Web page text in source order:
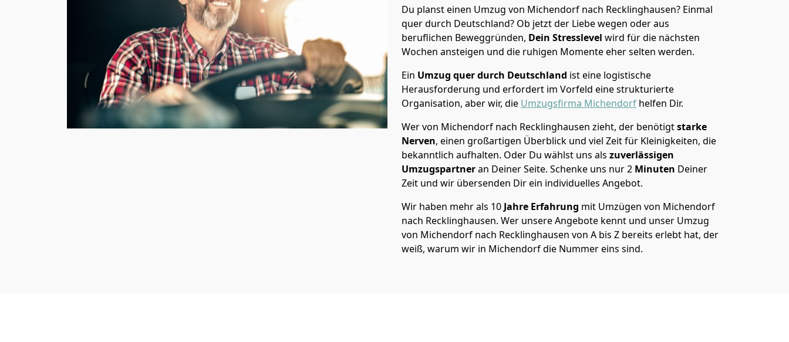
Du planst einen Umzug von Michendorf nach Recklinghausen? Einmal
quer durch Deutschland? Ob jetzt der Liebe wegen oder aus
beruflichen Beweggründen, Dein Stresslevel wird für die nächsten
Wochen ansteigen und die ruhigen Momente eher selten werden.
Ein Umzug quer durch Deutschland ist eine logistische
Herausforderung und erfordert im Vorfeld eine strukturierte
Organisation, aber wir, die Umzugsfirma Michendorf helfen Dir.
Wer von Michendorf nach Recklinghausen zieht, der benötigtstarke
Nerven, einen großartigen Überblick und viel Zeit für Kleinigkeiten, die
bekanntlich aufhalten. Oder Du wählst uns als zuverlässigen
Umzugspartneran Deiner Seite. Schenke uns nur2 Minuten Deiner
Zeit und wir übersenden Dir ein individuelles Angebot.
Wir haben mehr als 10 Jahre Erfahrung mit Umzügen von Michendorf
nach Recklinghausen. Wer unsere Angebote kennt und unser Umzug
von Michendorf nach Recklinghausen von A bis Z bereits erlebt hat, der
weiß, warum wir in Michendorf die Nummer eins sind.